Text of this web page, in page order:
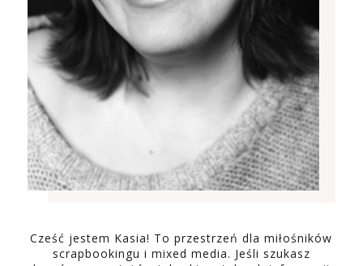
Cześć jestem Kasia! To przestrzeń dla miłośników
scrapbookingu i mixed media. Jeśli szukasz